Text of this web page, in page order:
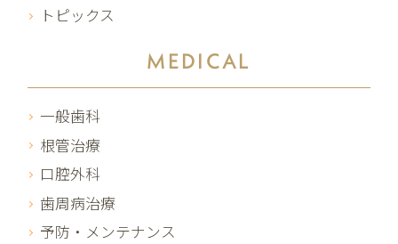
トピックス
MEDICAL
一般歯科
根管治療
口腔外科
歯周病治療
予防・メンテナンス